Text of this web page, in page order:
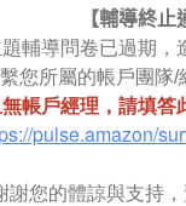
【輔導終止
輔導問卷已過期，
您所屬的帳戶團隊
帳戶經理，請填
pulse.amazon/
謝您的體諒與支持